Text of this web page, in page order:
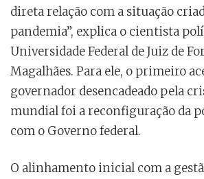
direta relação com a situação
pandemia”, explica o cientista
Universidade Federal de Juiz de
Magalhães. Para ele, o primeiro
governador desencadeado pela
mundial foi a reconfiguração da
com o Governo federal.
O alinhamento inicial com a